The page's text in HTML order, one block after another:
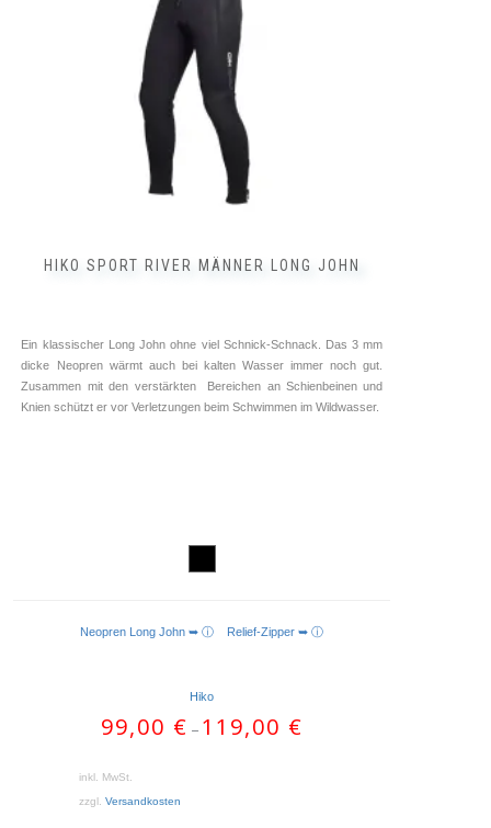
HIKO SPORT RIVER MÄNNER LONG JOHN
Ein klassischer Long John ohne viel Schnick-Schnack. Das 3 mm
dicke Neopren wärmt auch bei kalten Wasser immer noch gut.
Zusammen mit den verstärkten Bereichen an Schienbeinen und
Knien schützt er vor Verletzungen beim Schwimmen im Wildwasser.
AUSFÜHRUNG WÄHLEN
Neopren Long John ➥ ⓘ Relief-Zipper ➥ ⓘ
Hiko
99,00 € – 119,00 €
inkl. MwSt.
zzgl.Versandkosten